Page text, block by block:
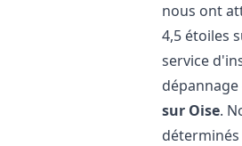
nous ont
4,5 étoiles
service
sur Oise.